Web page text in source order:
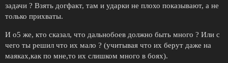
задачи ? Взять догфакт, там и ударки не плохо показывают, а не
только прихваты.
И о5 же, кто сказал, что дальнобоев должно быть много ? Или с
чего ты решил что их мало ? (учитывая что их берут даже на
маяках,как по мне,то их слишком много в боях).